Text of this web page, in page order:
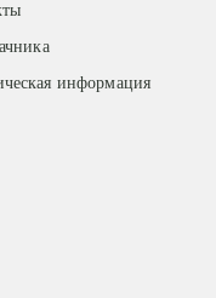
информация